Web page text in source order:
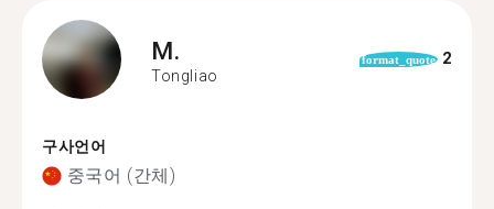
M.
Tongliao
format_quote 2
구사언어
중국어 (간체)